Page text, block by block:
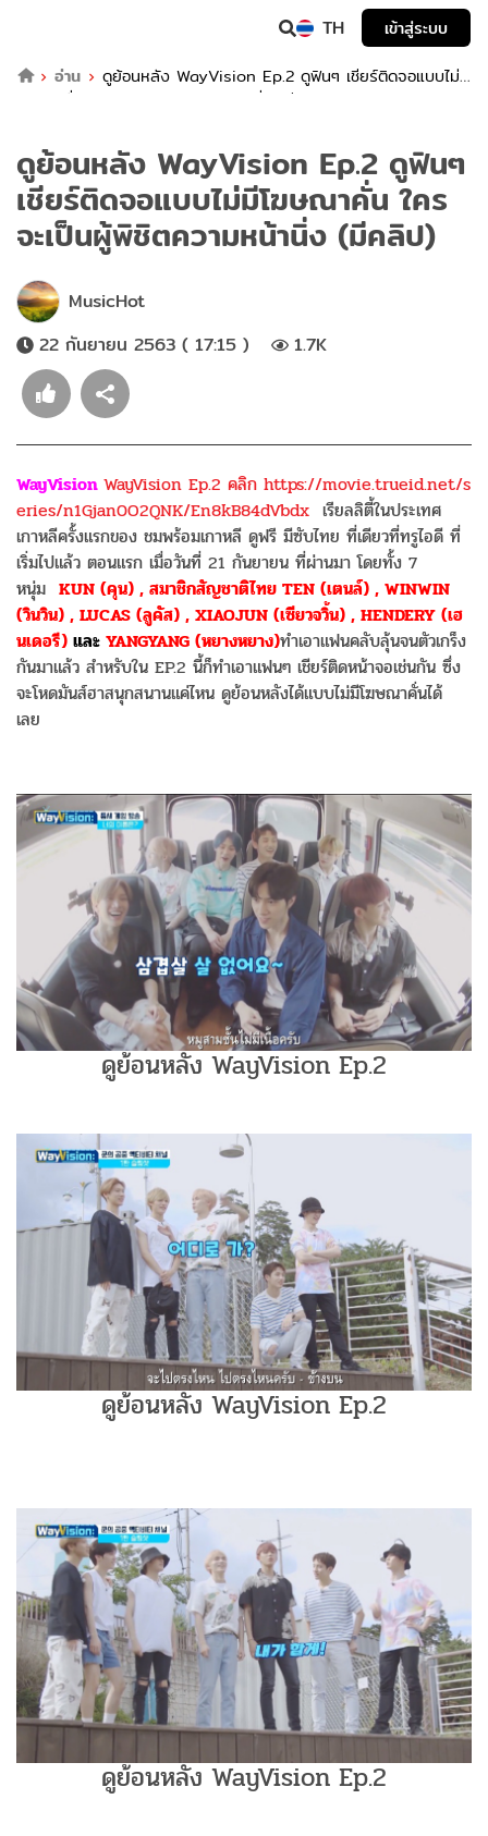
TH
เข้าสู่ระบบ
อ่าน
ดูย้อนหลัง WayVision Ep.2 ดูฟินๆ เชียร์ติดจอแบบไม่มี
โฆษณาคั่น ใครจะเป็นผู้พิชิตความหน้านิ่ง (มีคลิป)
ดูย้อนหลัง WayVision Ep.2 ดูฟินๆ
เชียร์ติดจอแบบไม่มีโฆษณาคั่น ใคร
จะเป็นผู้พิชิตความหน้านิ่ง (มีคลิป)
MusicHot
22 กันยายน 2563 ( 17:15 )
1.7K
WayVision WayVision Ep.2 คลิก https://movie.trueid.net/s
eries/n1Gjan0O2QNK/En8kB84dVbdx เรียลลิตี้ในประเทศ
เกาหลีครั้งแรกของ ชมพร้อมเกาหลี ดูฟรี มีซับไทย ที่เดียวที่ทรูไอดี ที่
เริ่มไปแล้ว ตอนแรก เมื่อวันที่ 21 กันยายน ที่ผ่านมา โดยทั้ง 7
หนุ่ม KUN (คุน) , สมาชิกสัญชาติไทย TEN (เตนล์) , WINWIN
(วินวิน) , LUCAS (ลูคัส) , XIAOJUN (เซียวจวิ้น) , HENDERY (เฮ
นเดอรี) และ YANGYANG (หยางหยาง)ทำเอาแฟนคลับลุ้นจนตัวเกร็ง
กันมาแล้ว สำหรับใน EP.2 นี้ก็ทำเอาแฟนๆ เชียร์ติดหน้าจอเช่นกัน ซึ่ง
จะโหดมันส์ฮาสนุกสนานแค่ไหน ดูย้อนหลังได้แบบไม่มีโฆษณาคั่นได้
เลย
ดูย้อนหลัง WayVision Ep.2
ดูย้อนหลัง WayVision Ep.2
ดูย้อนหลัง WayVision Ep.2